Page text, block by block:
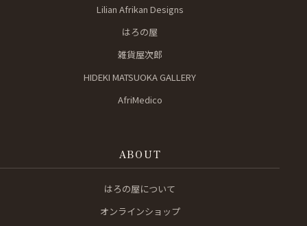
Lilian Afrikan Designs
はろの屋
雑貨屋次郎
HIDEKI MATSUOKA GALLERY
AfriMedico
ABOUT
はろの屋について
オンラインショップ